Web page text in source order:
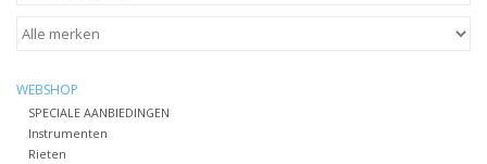
Verhuur hobo's
Merken
WEBSHOP
SPECIALE AANBIEDINGEN
Instrumenten
Rieten